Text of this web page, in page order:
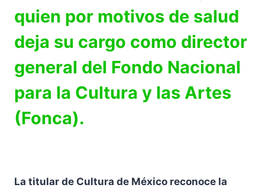
quien por motivos de salud
deja su cargo como director
general del Fondo Nacional
para la Cultura y las Artes
(Fonca).
La titular de Cultura de México reconoce la